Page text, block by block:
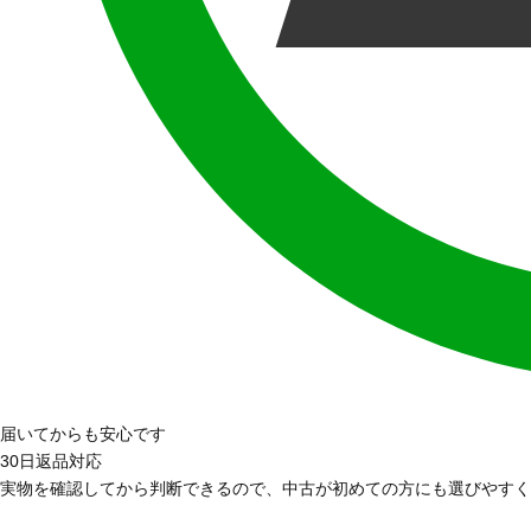
届いてからも安心です
30日返品対応
実物を確認してから判断できるので、中古が初めての方にも選びやす